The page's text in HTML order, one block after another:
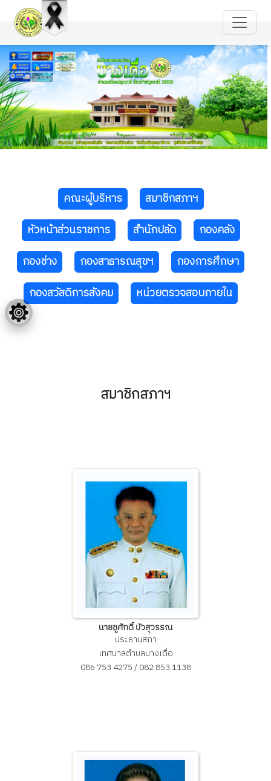
คณะผู้บริหาร
สมาชิกสภาฯ
หัวหน้าส่วนราชการ
สำนักปลัด
กองคลัง
กองช่าง
กองสาธารณสุขฯ
กองการศึกษา
กองสวัสดิการสังคม
หน่วยตรวจสอบภายใน
สมาชิกสภาฯ
นายชูศักดิ์ บัวสุวรรณ
ประธานสภา
เทศบาลตำบลบางเดื่อ
086 753 4275 / 082 853 1138